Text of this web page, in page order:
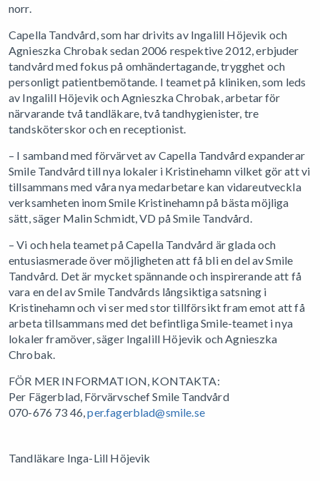
norr.
Capella Tandvård, som har drivits av Ingalill Höjevik och
Agnieszka Chrobak sedan 2006 respektive 2012, erbjuder
tandvård med fokus på omhändertagande, trygghet och
personligt patientbemötande. I teamet på kliniken, som leds
av Ingalill Höjevik och Agnieszka Chrobak, arbetar för
närvarande två tandläkare, två tandhygienister, tre
tandsköterskor och en receptionist.
– I samband med förvärvet av Capella Tandvård expanderar
Smile Tandvård till nya lokaler i Kristinehamn vilket gör att vi
tillsammans med våra nya medarbetare kan vidareutveckla
verksamheten inom Smile Kristinehamn på bästa möjliga
sätt, säger Malin Schmidt, VD på Smile Tandvård.
– Vi och hela teamet på Capella Tandvård är glada och
entusiasmerade över möjligheten att få bli en del av Smile
Tandvård. Det är mycket spännande och inspirerande att få
vara en del av Smile Tandvårds långsiktiga satsning i
Kristinehamn och vi ser med stor tillförsikt fram emot att få
arbeta tillsammans med det befintliga Smile-teamet i nya
lokaler framöver, säger Ingalill Höjevik och Agnieszka
Chrobak.
FÖR MER INFORMATION, KONTAKTA:
Per Fägerblad, Förvärvschef Smile Tandvård
070-676 73 46,per.fagerblad@smile.se
Tandläkare Inga-Lill Höjevik